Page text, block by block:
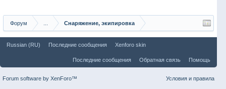
Форум Снаряжение, экипировка
Russian (RU) Последние сообщения Xenforo skin
Последние сообщения Обратная связь Помощь
Условия и правила
Forum software by XenForo™